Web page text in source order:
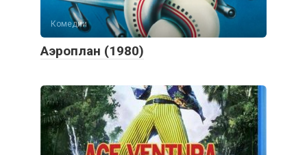
Комедии
Аэроплан (1980)